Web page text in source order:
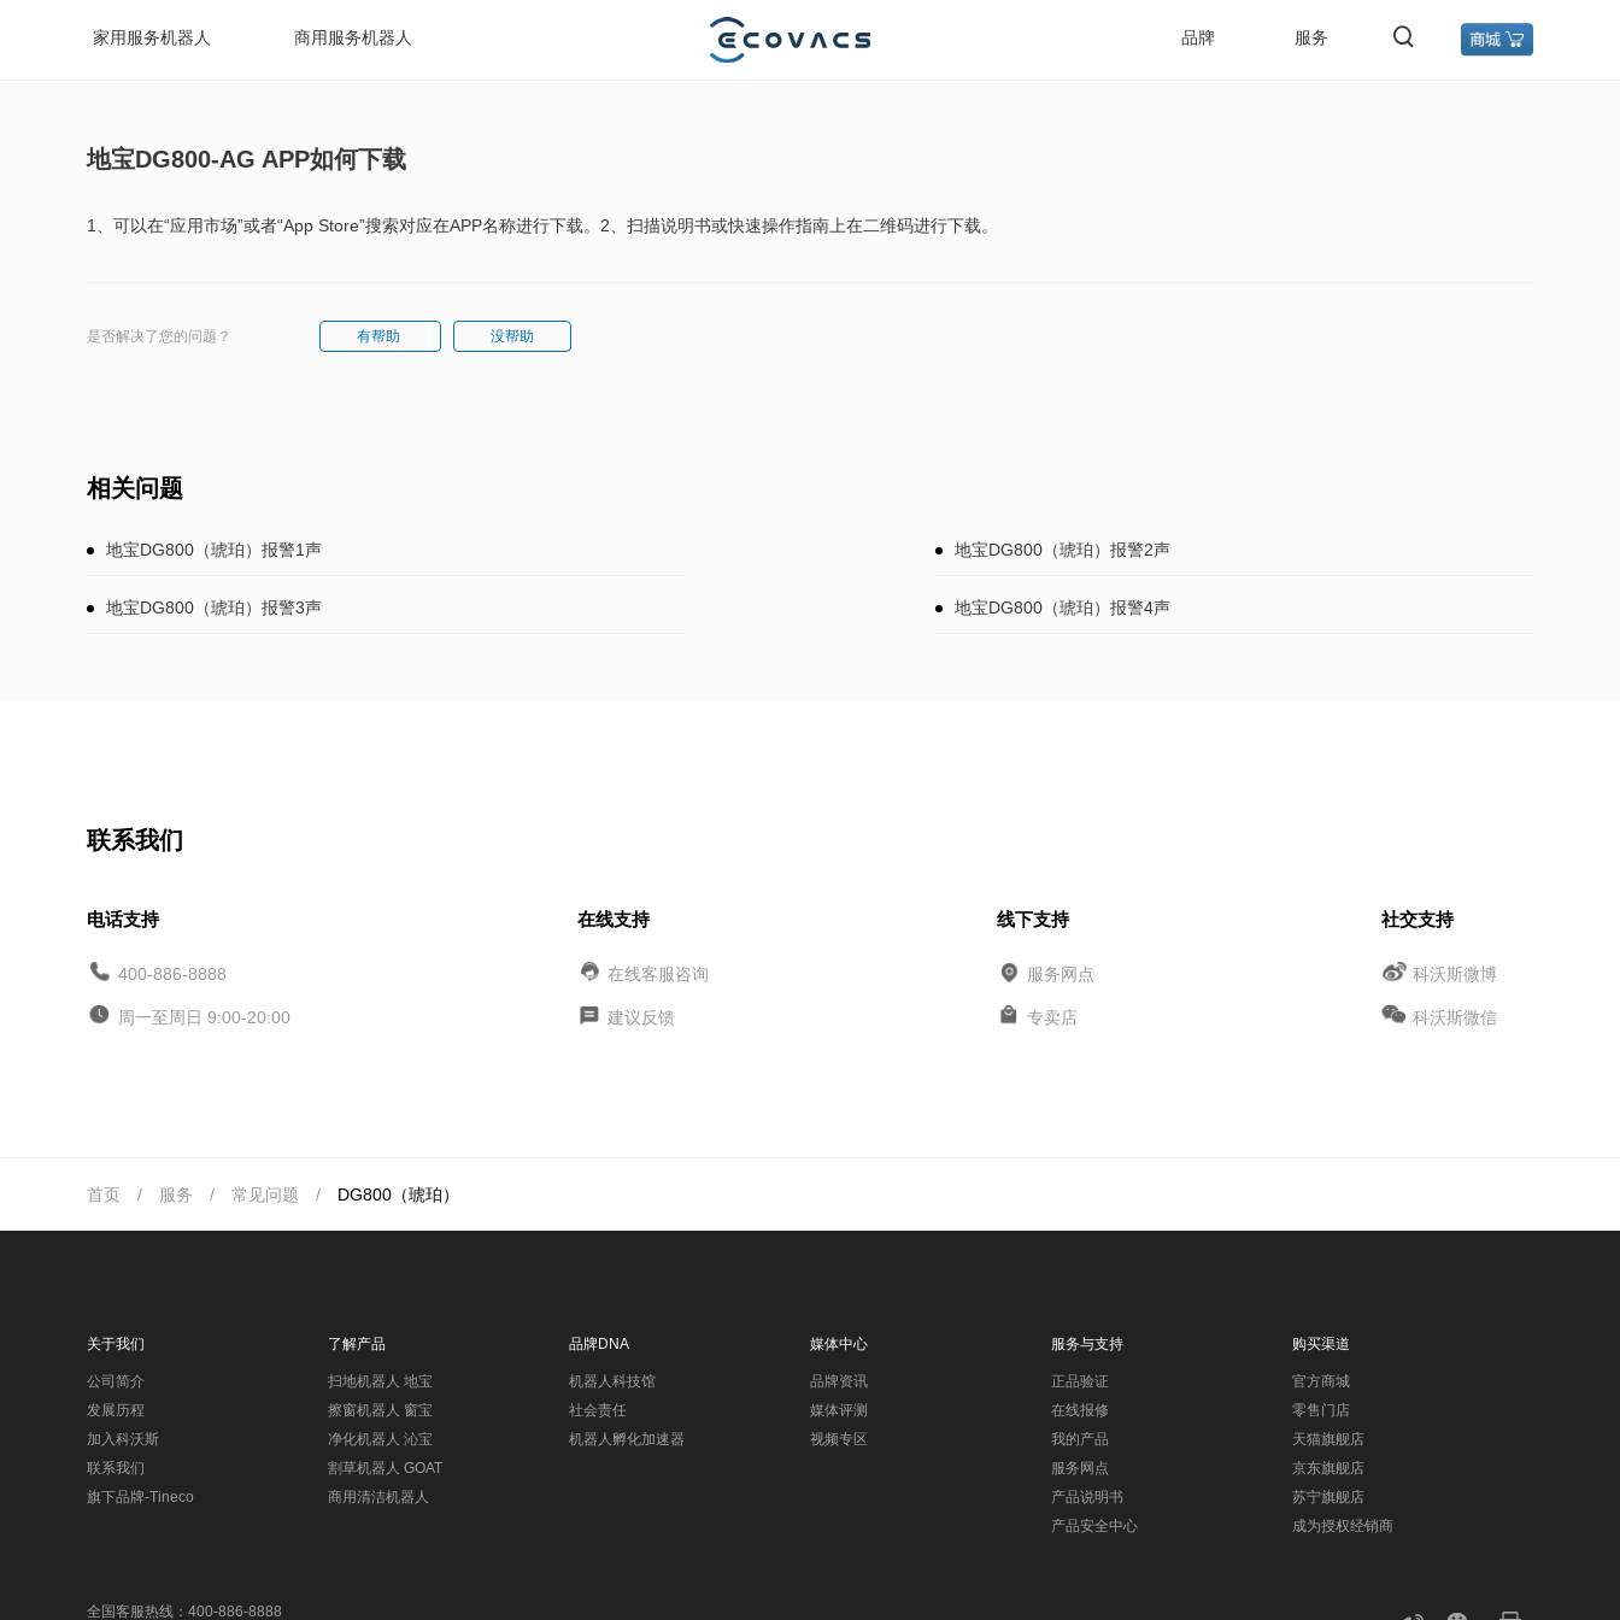
家用服务机器人 商用服务机器人 品牌 服务
地宝DG800-AG APP如何下载
1、可以在“应用市场”或者“App Store”搜索对应在APP名称进行下载。2、扫描说明书或快速操作指南上在二维码进行下载。
是否解决了您的问题？ 有帮助 没帮助
相关问题
地宝DG800（琥珀）报警1声 地宝DG800（琥珀）报警2声
地宝DG800（琥珀）报警3声 地宝DG800（琥珀）报警4声
联系我们
电话支持
400-886-8888
周一至周日 9:00-20:00
在线支持
在线客服咨询
建议反馈
线下支持
服务网点
专卖店
社交支持
科沃斯微博
科沃斯微信
首页 / 服务 / 常见问题 / DG800（琥珀）
关于我们
公司简介
发展历程
加入科沃斯
联系我们
旗下品牌-Tineco
了解产品
扫地机器人 地宝
擦窗机器人 窗宝
净化机器人 沁宝
割草机器人 GOAT
商用清洁机器人
品牌DNA
机器人科技馆
社会责任
机器人孵化加速器
媒体中心
品牌资讯
媒体评测
视频专区
服务与支持
正品验证
在线报修
我的产品
服务网点
产品说明书
产品安全中心
购买渠道
官方商城
零售门店
天猫旗舰店
京东旗舰店
苏宁旗舰店
成为授权经销商
全国客服热线：400-886-8888